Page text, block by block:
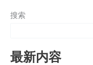
搜索
最新内容